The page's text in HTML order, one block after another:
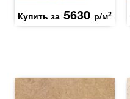
Купить за 5630 р/м2